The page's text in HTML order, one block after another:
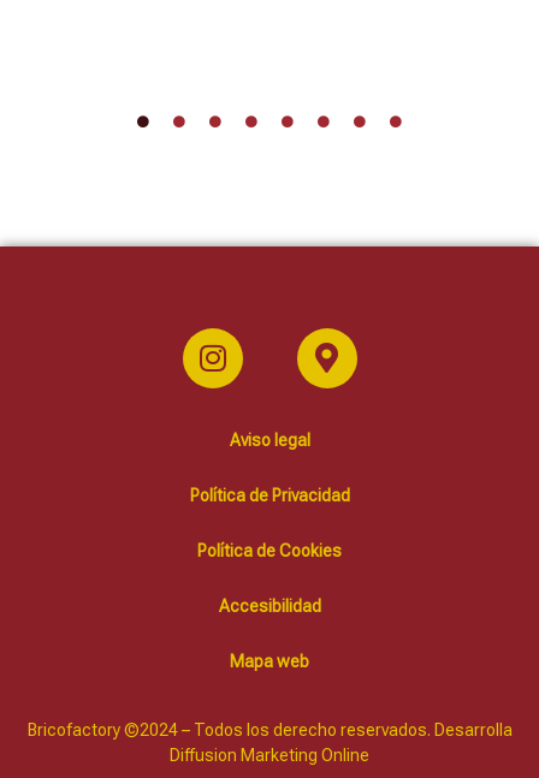
Aviso legal
Política de Privacidad
Política de Cookies
Accesibilidad
Mapa web
Bricofactory ©2024 – Todos los derecho reservados. Desarrolla
Diffusion Marketing Online